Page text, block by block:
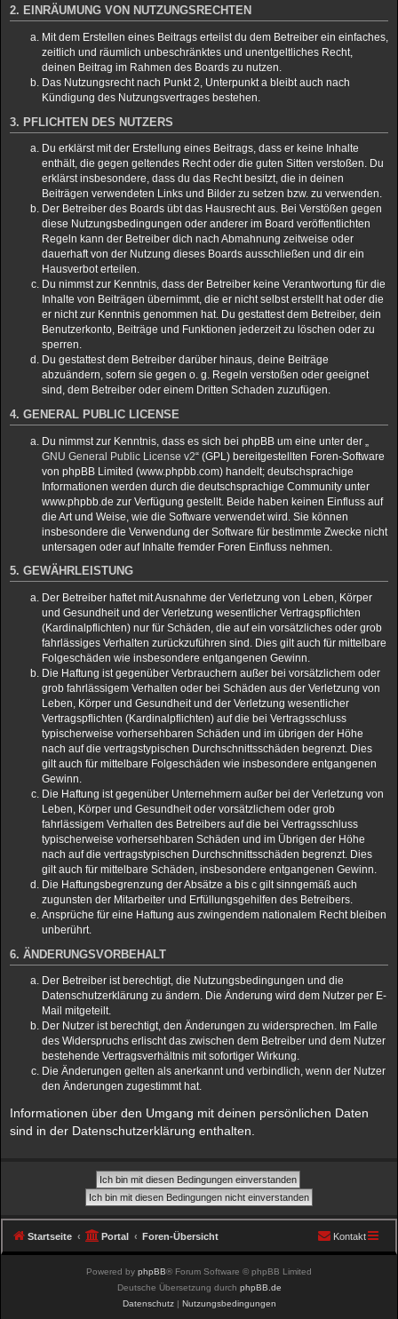
2. EINRÄUMUNG VON NUTZUNGSRECHTEN
Mit dem Erstellen eines Beitrags erteilst du dem Betreiber ein einfaches,
zeitlich und räumlich unbeschränktes und unentgeltliches Recht,
deinen Beitrag im Rahmen des Boards zu nutzen.
Das Nutzungsrecht nach Punkt 2, Unterpunkt a bleibt auch nach
Kündigung des Nutzungsvertrages bestehen.
3. PFLICHTEN DES NUTZERS
Du erklärst mit der Erstellung eines Beitrags, dass er keine Inhalte
enthält, die gegen geltendes Recht oder die guten Sitten verstoßen. Du
erklärst insbesondere, dass du das Recht besitzt, die in deinen
Beiträgen verwendeten Links und Bilder zu setzen bzw. zu verwenden.
Der Betreiber des Boards übt das Hausrecht aus. Bei Verstößen gegen
diese Nutzungsbedingungen oder anderer im Board veröffentlichten
Regeln kann der Betreiber dich nach Abmahnung zeitweise oder
dauerhaft von der Nutzung dieses Boards ausschließen und dir ein
Hausverbot erteilen.
Du nimmst zur Kenntnis, dass der Betreiber keine Verantwortung für die
Inhalte von Beiträgen übernimmt, die er nicht selbst erstellt hat oder die
er nicht zur Kenntnis genommen hat. Du gestattest dem Betreiber, dein
Benutzerkonto, Beiträge und Funktionen jederzeit zu löschen oder zu
sperren.
Du gestattest dem Betreiber darüber hinaus, deine Beiträge
abzuändern, sofern sie gegen o. g. Regeln verstoßen oder geeignet
sind, dem Betreiber oder einem Dritten Schaden zuzufügen.
4. GENERAL PUBLIC LICENSE
Du nimmst zur Kenntnis, dass es sich bei phpBB um eine unter der „
GNU General Public License v2“ (GPL) bereitgestellten Foren-Software
von phpBB Limited (www.phpbb.com) handelt; deutschsprachige
Informationen werden durch die deutschsprachige Community unter
www.phpbb.de zur Verfügung gestellt. Beide haben keinen Einfluss auf
die Art und Weise, wie die Software verwendet wird. Sie können
insbesondere die Verwendung der Software für bestimmte Zwecke nicht
untersagen oder auf Inhalte fremder Foren Einfluss nehmen.
5. GEWÄHRLEISTUNG
Der Betreiber haftet mit Ausnahme der Verletzung von Leben, Körper
und Gesundheit und der Verletzung wesentlicher Vertragspflichten
(Kardinalpflichten) nur für Schäden, die auf ein vorsätzliches oder grob
fahrlässiges Verhalten zurückzuführen sind. Dies gilt auch für mittelbare
Folgeschäden wie insbesondere entgangenen Gewinn.
Die Haftung ist gegenüber Verbrauchern außer bei vorsätzlichem oder
grob fahrlässigem Verhalten oder bei Schäden aus der Verletzung von
Leben, Körper und Gesundheit und der Verletzung wesentlicher
Vertragspflichten (Kardinalpflichten) auf die bei Vertragsschluss
typischerweise vorhersehbaren Schäden und im übrigen der Höhe
nach auf die vertragstypischen Durchschnittsschäden begrenzt. Dies
gilt auch für mittelbare Folgeschäden wie insbesondere entgangenen
Gewinn.
Die Haftung ist gegenüber Unternehmern außer bei der Verletzung von
Leben, Körper und Gesundheit oder vorsätzlichem oder grob
fahrlässigem Verhalten des Betreibers auf die bei Vertragsschluss
typischerweise vorhersehbaren Schäden und im Übrigen der Höhe
nach auf die vertragstypischen Durchschnittsschäden begrenzt. Dies
gilt auch für mittelbare Schäden, insbesondere entgangenen Gewinn.
Die Haftungsbegrenzung der Absätze a bis c gilt sinngemäß auch
zugunsten der Mitarbeiter und Erfüllungsgehilfen des Betreibers.
Ansprüche für eine Haftung aus zwingendem nationalem Recht bleiben
unberührt.
6. ÄNDERUNGSVORBEHALT
Der Betreiber ist berechtigt, die Nutzungsbedingungen und die
Datenschutzerklärung zu ändern. Die Änderung wird dem Nutzer per E-
Mail mitgeteilt.
Der Nutzer ist berechtigt, den Änderungen zu widersprechen. Im Falle
des Widerspruchs erlischt das zwischen dem Betreiber und dem Nutzer
bestehende Vertragsverhältnis mit sofortiger Wirkung.
Die Änderungen gelten als anerkannt und verbindlich, wenn der Nutzer
den Änderungen zugestimmt hat.
Informationen über den Umgang mit deinen persönlichen Daten
sind in der Datenschutzerklärung enthalten.
Startseite Portal Foren-Übersicht Kontakt
Powered by phpBB® Forum Software © phpBB Limited
Deutsche Übersetzung durch phpBB.de
Datenschutz| Nutzungsbedingungen